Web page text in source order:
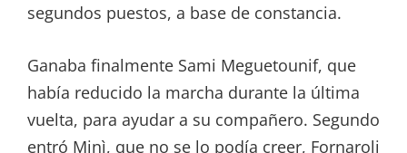
segundos puestos, a base de constancia.
Ganaba finalmente Sami Meguetounif, que
había reducido la marcha durante la última
vuelta, para ayudar a su compañero. Segundo
entró Minì, que no se lo podía creer, Fornaroli